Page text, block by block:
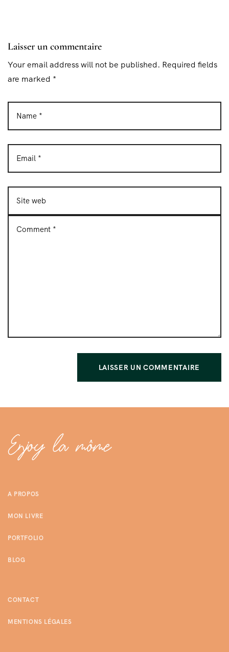
Laisser un commentaire
Your email address will not be published. Required fields
are marked *
A PROPOS
MON LIVRE
PORTFOLIO
BLOG
CONTACT
MENTIONS LÉGALES